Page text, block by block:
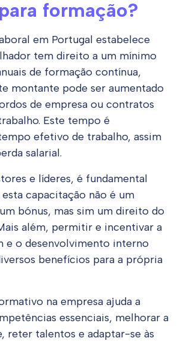
formação?
em Portugal estabelece
tem direito a um mínimo
de formação contínua,
montante pode ser aumentado
de empresa ou contratos
Este tempo é
efetivo de trabalho, assim
salarial.
e líderes, é fundamental
capacitação não é um
bónus, mas sim um direito do
além, permitir e incentivar a
e o desenvolvimento interno
benefícios para a própria
na empresa ajuda a
essenciais, melhorar a
reter talentos e adaptar-se às